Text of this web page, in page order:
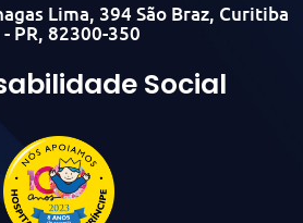
Lima, 394 São Braz, Curitiba
- PR, 82300-350
Social